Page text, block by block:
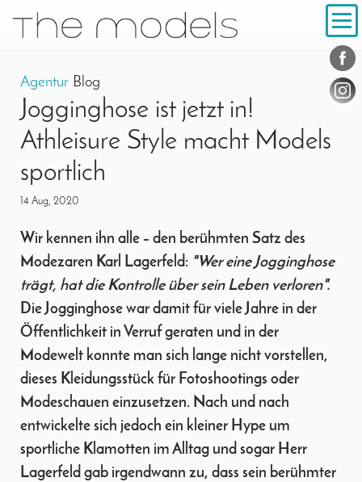
Navigation
Agentur Blog
Jogginghose ist jetzt in!
Athleisure Style macht Models
sportlich
14 Aug, 2020
Wir kennen ihn alle – den berühmten Satz des
Modezaren Karl Lagerfeld: "Wer eine Jogginghose
trägt, hat die Kontrolle über sein Leben verloren".
Die Jogginghose war damit für viele Jahre in der
Öffentlichkeit in Verruf geraten und in der
Modewelt konnte man sich lange nicht vorstellen,
dieses Kleidungsstück für Fotoshootings oder
Modeschauen einzusetzen. Nach und nach
entwickelte sich jedoch ein kleiner Hype um
sportliche Klamotten im Alltag und sogar Herr
Lagerfeld gab irgendwann zu, dass sein berühmter